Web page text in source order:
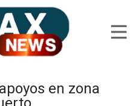
en zona